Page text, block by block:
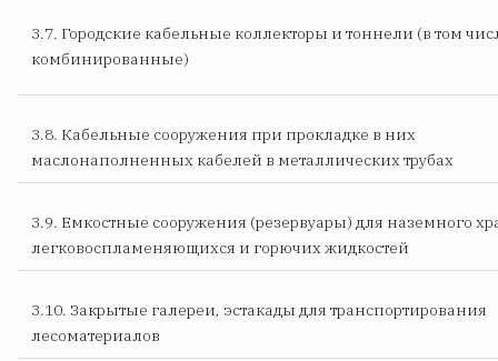
3.7. Городские кабельные коллекторы и тоннели (в том
комбинированные)
3.8. Кабельные сооружения при прокладке в них
маслонаполненных кабелей в металлических трубах
3.9. Емкостные сооружения (резервуары) для наземного
легковоспламеняющихся и горючих жидкостей
3.10. Закрытые галереи, эстакады для транспортирования
лесоматериалов